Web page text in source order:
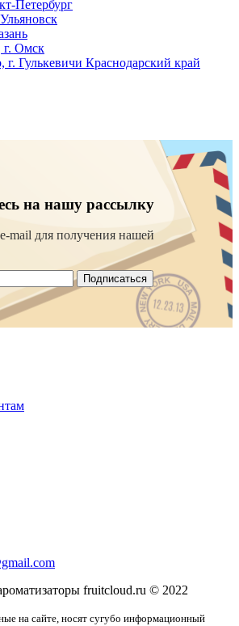
Петербург
г. Омск
г. Гулькевичи Краснодарский край
на нашу рассылку
mail для получения нашей
Подписаться
fruitcloud.ru © 2022
на сайте, носят сугубо информационный